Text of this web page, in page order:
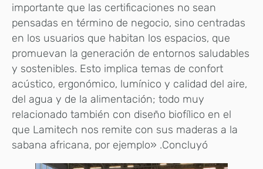
importante que las certificaciones no sean
pensadas en término de negocio, sino centradas
en los usuarios que habitan los espacios, que
promuevan la generación de entornos saludables
y sostenibles. Esto implica temas de confort
acústico, ergonómico, lumínico y calidad del aire,
del agua y de la alimentación; todo muy
relacionado también con diseño biofílico en el
que Lamitech nos remite con sus maderas a la
sabana africana, por ejemplo» .Concluyó